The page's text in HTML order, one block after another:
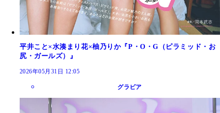
平井こと×水湊まり花×柚乃りか『P・O・G（ピラミッド・お
尻・ガールズ）』
2026年05月31日 12:05
グラビア